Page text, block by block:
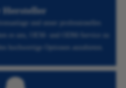
Hersteller
und unser professionelles
hochwertige Optionen anzubieten.